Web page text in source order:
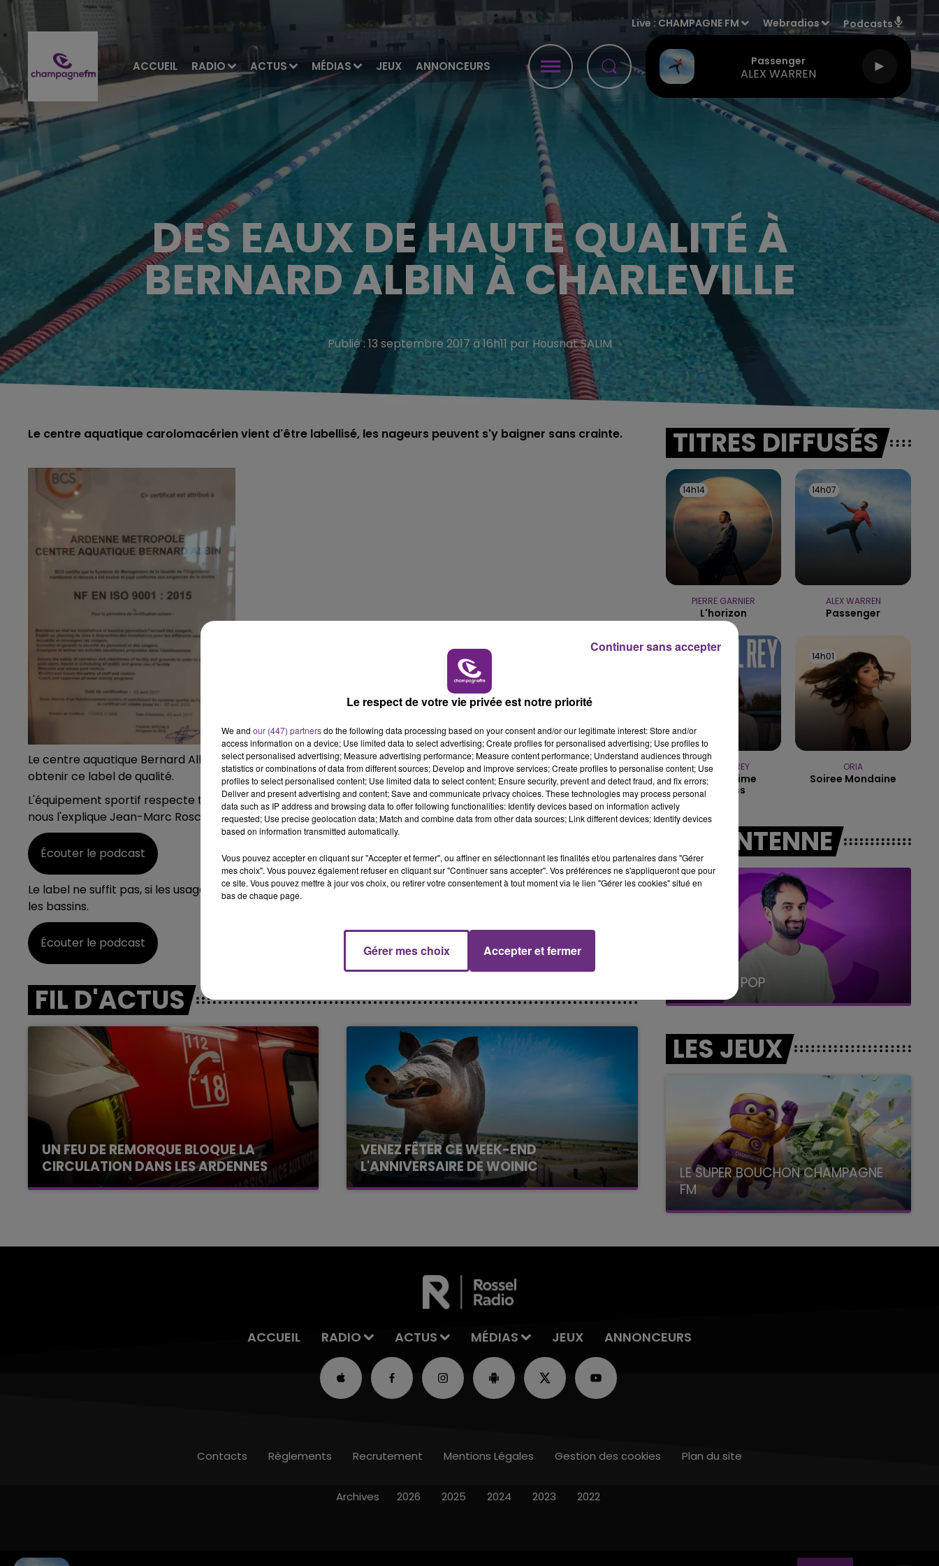
ACCUEIL RADIO ACTUS MÉDIAS JEUX ANNONCEURS
Live : CHAMPAGNE FM Webradios Podcasts
Passenger
ALEX WARREN
14h00 - 15h00
LA RADIO POP LE CLUB CHAMPAGNE FM
19h00 - 19h15
LA POP MACHINE - CHAMPAGNE FM
DES EAUX DE HAUTE QUALITÉ À
BERNARD ALBIN À CHARLEVILLE
Publié : 13 septembre 2017 à 16h11 par Housnat SALIM
Le centre aquatique carolomacérien vient d'être labellisé, les nageurs peuvent s'y baigner sans crainte.
Le centre aquatique Bernard Albin vient de recevoir la certification ISO 9001, c'est le 2e bassin de la région à
obtenir ce label de qualité.
L'équipement sportif respecte tout un process, pour répondre aux attentes des normes d'hygiène, comme
nous l'explique Jean-Marc Roscigny, directeur général des services d'Ardenne Métropole.
Écouter le podcast
Le label ne suffit pas, si les usagers eux-mêmes ne font pas preuve de responsabilité, avant de se rendre dans
les bassins.
Écouter le podcast
FIL D'ACTUS
UN FEU DE REMORQUE BLOQUE LA
CIRCULATION DANS LES ARDENNES
Un feu de remorque s'est déclaré ce mercredi
VENEZ FÊTER CE WEEK-END
L'ANNIVERSAIRE DE WOINIC
Ce samedi 8 août sera un grand jour :
TITRES DIFFUSÉS
14h14
14h14
PIERRE GARNIER
L'horizon
14h07
14h07
ALEX WARREN
Passenger
14h04
14h04
LANA DEL REY
Summertime
Sadness
14h01
14h01
ORIA
Soiree Mondaine
A L'ANTENNE
19h00 - 19h15
LA POP MACHINE - CHAMPAGNE FM
19h15 - 20h00
LE BEST OF DE LA FAMILLE
CHAMPAGNE FM
LES JEUX
LE SUPER BOUCHON CHAMPAGNE
FM
avec La Famille Champagne FM, à 8H10
ACCUEIL RADIO ACTUS MÉDIAS JEUX ANNONCEURS
Contacts Règlements Recrutement Mentions Légales Gestion des cookies Plan du site
Archives 2026 2025 2024 2023 2022
Le respect de votre vie privée est notre priorité
We and our (447) partnersdo the following data processing based on your consent and/or our legitimate interest: Store and/or
access information on a device; Use limited data to select advertising; Create profiles for personalised advertising; Use profiles to
select personalised advertising; Measure advertising performance; Measure content performance; Understand audiences through
statistics or combinations of data from different sources; Develop and improve services; Create profiles to personalise content; Use
profiles to select personalised content; Use limited data to select content; Ensure security, prevent and detect fraud, and fix errors;
Deliver and present advertising and content; Save and communicate privacy choices. These technologies may process personal
data such as IP address and browsing data to offer following functionalities: Identify devices based on information actively
requested; Use precise geolocation data; Match and combine data from other data sources; Link different devices; Identify devices
based on information transmitted automatically.
Vous pouvez accepter en cliquant sur "Accepter et fermer", ou affiner en sélectionnant les finalités et/ou partenaires dans "Gérer
mes choix". Vous pouvez également refuser en cliquant sur "Continuer sans accepter". Vos préférences ne s'appliqueront que pour
ce site. Vous pouvez mettre à jour vos choix, ou retirer votre consentement à tout moment via le lien "Gérer les cookies" situé en
bas de chaque page.
Gérer mes choix Accepter et fermer
Continuer sans accepter